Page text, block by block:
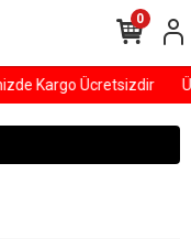
Kargo Ücretsizdir
0